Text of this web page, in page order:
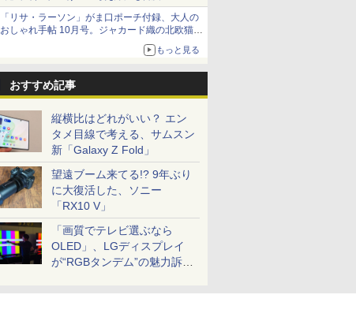
「リサ・ラーソン」がま口ポーチ付録、大人の
おしゃれ手帖 10月号。ジャカード織の北欧猫デ
もっと見る
おすすめ記事
縦横比はどれがいい？ エン
タメ目線で考える、サムスン
新「Galaxy Z Fold」
望遠ブーム来てる!? 9年ぶり
に大復活した、ソニー
「RX10 V」
「画質でテレビ選ぶなら
OLED」、LGディスプレイ
が“RGBタンデム”の魅力訴